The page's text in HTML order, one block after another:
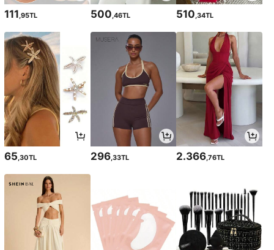
111,95TL 500,46TL 510,34TL
65,30TL 296,33TL 2.366,76TL